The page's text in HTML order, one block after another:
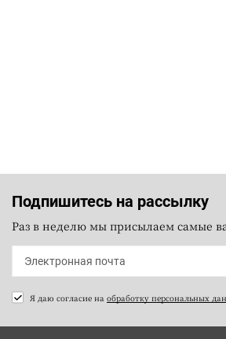
Подпишитесь на рассылку
Раз в неделю мы присылаем самые
Я даю согласие на обработку персональных